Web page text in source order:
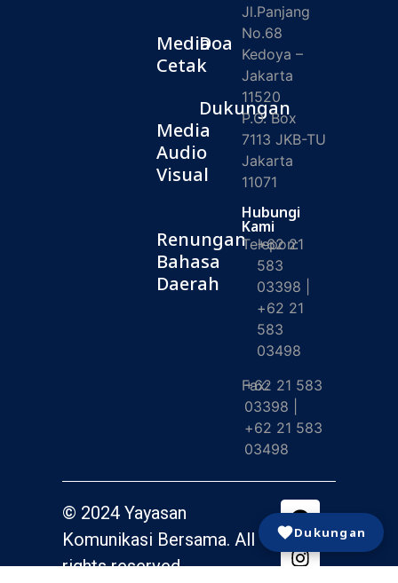
Media
Cetak
Media
Audio
Visual
Renungan
Bahasa
Daerah
Doa
Dukungan
Jl.Panjang
No.68
Kedoya –
Jakarta
11520
P.O. Box
7113 JKB-TU
Jakarta
11071
Hubungi
Kami
Telepon:
+62 21
583
03398 |
+62 21
583
03498
Fax:
+62 21 583
03398 |
+62 21 583
03498
© 2024 Yayasan
Komunikasi Bersama. All
rights reserved.
Dukungan